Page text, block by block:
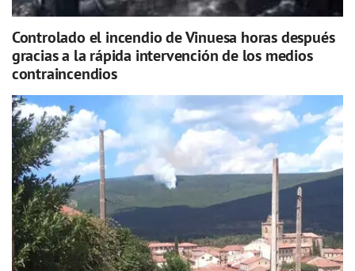
Controlado el incendio de Vinuesa horas después
gracias a la rápida intervención de los medios
contraincendios